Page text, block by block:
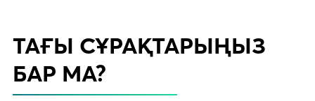
ТАҒЫ СҰРАҚТАРЫҢЫЗ
БАР МА?